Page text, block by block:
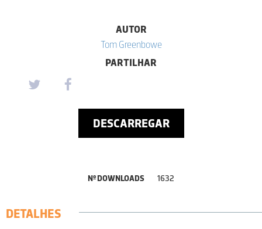
AUTOR
Tom Greenbowe
PARTILHAR
DESCARREGAR
Nº DOWNLOADS 1632
DETALHES